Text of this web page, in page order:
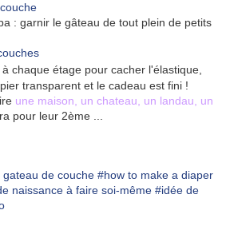
: garnir le gâteau de tout plein de petits
à chaque étage pour cacher l'élastique,
transparent et le cadeau est fini !
une maison, un chateau, un landau, un
pour leur 2ème ...
gateau de couche #how to make a diaper
naissance à faire soi-même #idée de